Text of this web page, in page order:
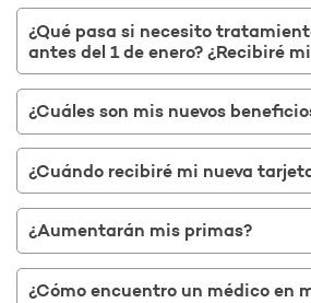
¿Qué pasa si necesito
antes del 1 de enero? ¿Recibiré
¿Cuáles son mis nuevos
¿Cuándo recibiré mi nueva
¿Aumentarán mis primas?
¿Cómo encuentro un médico en